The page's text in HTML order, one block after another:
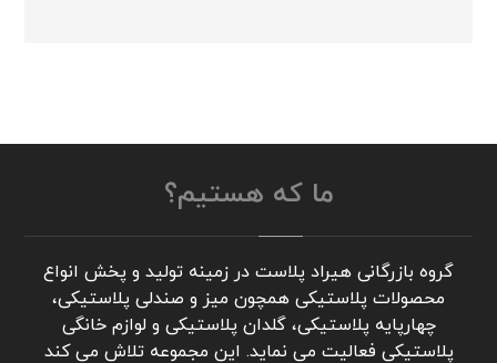
ما که هستیم؟
گروه بازرگانی هیراد پلاست در زمینه تولید و پخش انواع
محصولات پلاستیکی همچون میز و صندلی پلاستیکی،
چهارپایه پلاستیکی، گلدان پلاستیکی و لوازم خانگی
پلاستیکی فعالیت می نماید. این مجموعه تلاش می کند